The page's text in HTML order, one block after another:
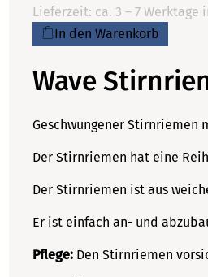
Lieferzeit: ca. 3 – 7
In den Warenkorb
Wave
Geschwungener Stirnriemen
Der Stirnriemen hat eine
Der Stirnriemen ist aus
Er ist einfach an- und
Pflege: Den Stirnriemen